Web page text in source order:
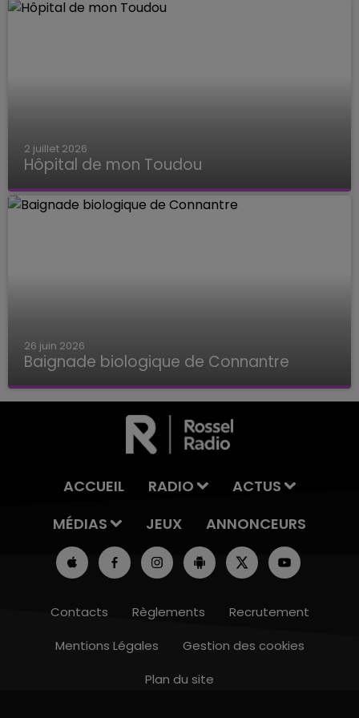
11h00 - 16h00
2 juillet 2026
Hôpital de mon Toudou
Hôpital de mon Toudou
26 juin 2026
Baignade biologique de Connantre
Baignade biologique de Connantre
ACCUEIL RADIO
ACTUS
MÉDIAS
JEUX ANNONCEURS
Contacts Règlements
Recrutement
Mentions Légales
Gestion des cookies
Plan du site